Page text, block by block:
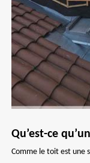
Qu’est-ce
Comme le toit est une